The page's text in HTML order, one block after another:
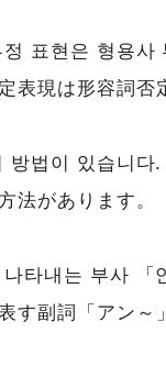
표현은 형용사
表現は形容詞否
방법이 있습니다.
法があります。
타내는 부사 「
す副詞「アン～